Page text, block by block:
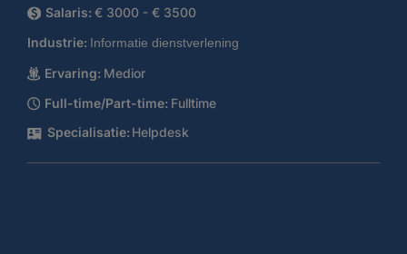
Salaris: € 3000 - € 3500
Industrie: Informatie dienstverlening
Ervaring: Medior
Full-time/Part-time: Fulltime
Specialisatie: Helpdesk